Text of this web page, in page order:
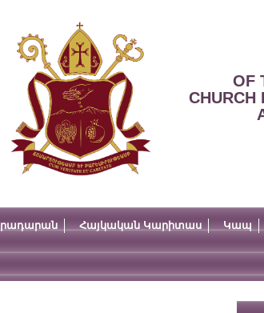
OF
CHURCH
Հայկական Կարիտաս Կապ